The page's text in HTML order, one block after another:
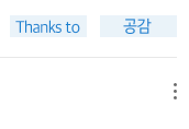
쾌한 너스레에 새어나
작은 용기의 씨앗을 발
소개된다. 말끝마다
내는 내내 남성성을 연
책을 참고하고, 전문
문제를 파헤치고, 심